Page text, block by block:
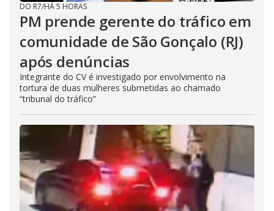
DO R7/HÁ 5 HORAS
PM prende gerente do tráfico em
comunidade de São Gonçalo (RJ)
após denúncias
Integrante do CV é investigado por envolvimento na
tortura de duas mulheres submetidas ao chamado
“tribunal do tráfico”